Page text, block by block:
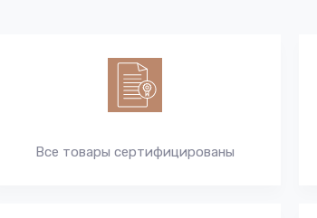
Все товары сертифицированы